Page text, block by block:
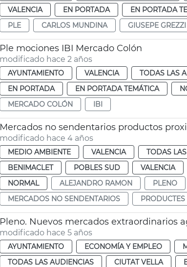
VALENCIA
EN PORTADA EN PORTADA
PLE
CARLOS MUNDINA GIUSEPE GREZZI
Ple mociones IBI Mercado Colón
modificado hace 2 años
AYUNTAMIENTO VALENCIA TODAS LAS
EN PORTADA
EN PORTADA TEMÁTICA
MERCADO COLÓN
IBI
Mercados no sendentarios productos
modificado hace 4 años
MEDIO AMBIENTE VALENCIA TODAS
BENIMACLET
POBLES SUD VALENCIA
NORMAL
ALEJANDRO RAMON PLENO
MERCADOS NO SENDENTARIOS
Pleno. Nuevos mercados extraordinarios
modificado hace 5 años
AYUNTAMIENTO ECONOMÍA Y EMPLEO
TODAS LAS AUDIENCIAS
CIUTAT VELLA